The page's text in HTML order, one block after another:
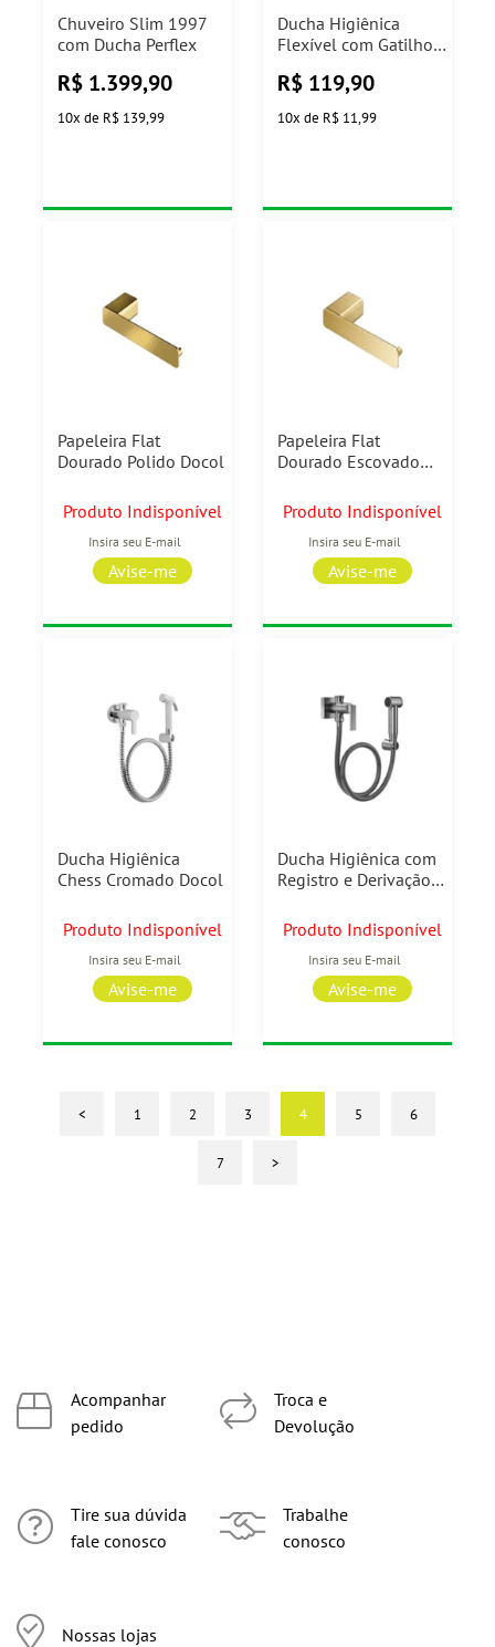
Chuveiro Slim 1997
com Ducha Perflex
R$ 1.399,90
10x de R$ 139,99
Ducha Higiênica
Flexível com Gatilho
Volta Jed Metais
R$ 119,90
10x de R$ 11,99
Papeleira Flat
Dourado Polido Docol
Produto Indisponível
Papeleira Flat
Dourado Escovado
Produto Indisponível
Ducha Higiênica
Chess Cromado Docol
Produto Indisponível
Ducha Higiênica com
Registro e Derivação
Escovado Docol
Produto Indisponível
< 1 2 3 4 5 6
7 >
Acompanhar
pedido
Tire sua dúvida
fale conosco
Nossas lojas
Troca e
Devolução
Trabalhe
conosco